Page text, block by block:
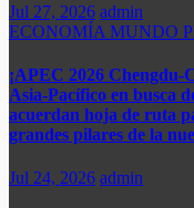
Jul 27, 2026 admin
ECONOMÍA MUNDO
¡APEC 2026
Asia-Pacífico en busca
acuerdan hoja de ruta
grandes pilares de la
Jul 24, 2026 admin